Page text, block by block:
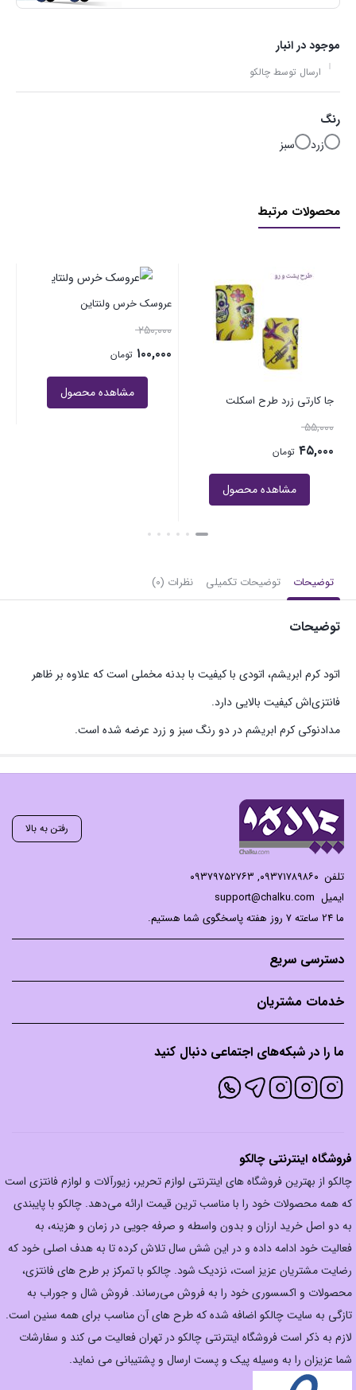
موجود در انبار
ارسال توسط چالکو
رنگ
زرد
سبز
محصولات مرتبط
عروسک خرس ولنتاین
۲۵۰,۰۰۰
۱۰۰,۰۰۰ تومان
مشاهده محصول
اتود کهکشانی طرح سیاره
۶۵,۰۰۰
۵۵,۰۰۰
توضیحات توضیحات تکمیلی نظرات (0)
توضیحات
اتود کرم ابریشم، اتودی با کیفیت با بدنه مخملی است که علاوه بر ظاهر
فانتزی‌اش کیفیت بالایی دارد.
مدادنوکی کرم ابریشم در دو رنگ سبز و زرد عرضه شده است.
رفتن به بالا
تلفن ۰۹۳۷۱۷۸۹۸۶۰, ۰۹۳۷۹۷۵۲۷۶۳
ایمیل support@chalku.com
ما 24 ساعته 7 روز هفته پاسخگوی شما هستیم.
دسترسی سریع
خدمات مشتریان
ما را در شبکه‌های اجتماعی دنبال کنید
فروشگاه اینترنتی چالکو
چالکو از بهترین فروشگاه های اینترنتی لوازم تحریر، زیورآلات و لوازم فانتزی است
که همه محصولات خود را با مناسب ترین قیمت ارائه می‌دهد. چالکو با پایبندی
به دو اصل خرید ارزان‌ و بدون واسطه و صرفه جویی در زمان و هزینه، به
فعالیت خود ادامه داده و در این شش سال تلاش کرده تا به هدف اصلی خود که
رضایت مشتریان عزیز است، نزدیک شود. چالکو با تمرکز بر طرح های فانتزی،
محصولات و اکسسوری خود را به فروش می‌رساند. فروش شال و جوراب به
تازگی به سایت چالکو اضافه شده که طرح های آن مناسب برای همه سنین است.
لازم به ذکر است فروشگاه اینترنتی چالکو در تهران فعالیت می کند و سفارشات
شما عزیزان را به وسیله پیک و پست ارسال و پشتیبانی می نماید.